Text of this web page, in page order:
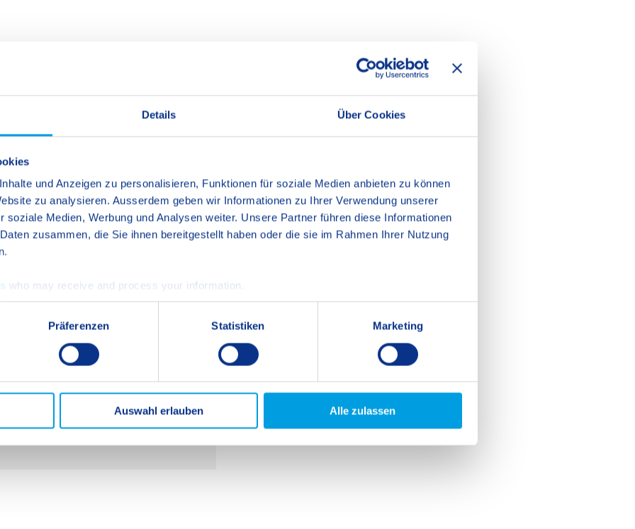
Details Über Cookies
und Anzeigen zu personalisieren, Funktionen für soziale Medien anbieten zu können
zu analysieren. Ausserdem geben wir Informationen zu Ihrer Verwendung unserer
soziale Medien, Werbung und Analysen weiter. Unsere Partner führen diese Informationen
zusammen, die Sie ihnen bereitgestellt haben oder die sie im Rahmen Ihrer Nutzung
who may receive and process your information.
Präferenzen Statistiken Marketing
Auswahl erlauben Alle zulassen
oder per Telefon +41 41 757 57 11.
offenen Tür!